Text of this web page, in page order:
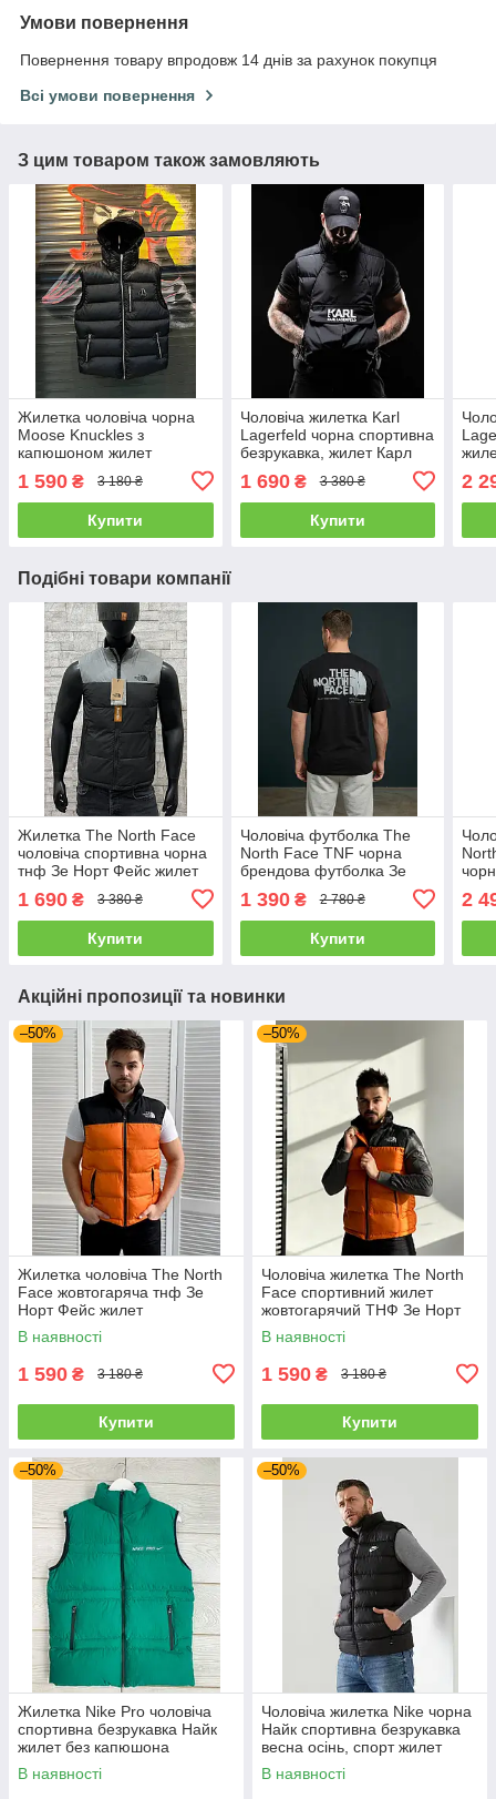
Умови повернення
Повернення товару впродовж 14 днів за рахунок покупця
Всі умови повернення
З цим товаром також замовляють
Жилетка чоловіча чорна
Moose Knuckles з
капюшоном жилет
1 590 ₴ 3 180 ₴
Купити
Чоловіча жилетка Karl
Lagerfeld чорна спортивна
безрукавка, жилет Карл
1 690₴ 3 380 ₴
Купити
2
Подібні товари компанії
Жилетка The North Face
чоловіча спортивна чорна
тнф Зе Норт Фейс жилет
1 690 ₴ 3 380 ₴
Купити
Чоловіча футболка The
North Face TNF чорна
брендова футболка Зе
1 390₴ 2 780 ₴
Купити
2
Акційні пропозиції та новинки
–50%
Жилетка чоловіча The North
Face жовтогаряча тнф Зе
Норт Фейс жилет
В наявності
1 590 ₴ 3 180 ₴
Купити
–50%
Чоловіча жилетка The North
Face спортивний жилет
жовтогарячий ТНФ Зе Норт
Фейс
В наявності
1 590 ₴ 3 180 ₴
Купити
–50%
Жилетка Nike Pro чоловіча
спортивна безрукавка Найк
жилет без капюшона
В наявності
–50%
Чоловіча жилетка Nike чорна
Найк спортивна безрукавка
весна осінь, спорт жилет
чоловічий, чоловічі жилетки
В наявності